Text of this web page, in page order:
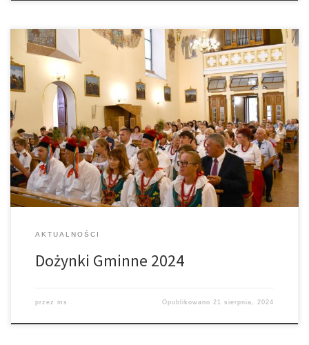
XXVIII Dożynki Gminne odbyły się w dniach 17-18 sierpnia 2024 r. w
sołectwie Łękawica. Niedzielne uroczystości rozpoczęły się Mszą
św. w kościele pw. św. Mikołaja Biskupa, po której nastąpiło
uroczyste otwarcie dożynek na placu przy szkole podstawowej.
Po przywitaniu gości i przekazaniu chleba gospodarzowi gminy
wójtowi Marcinowi Kiwiorowi, zaprezentowano starostów. […]
AKTUALNOŚCI
Dożynki Gminne 2024
przez ms Opublikowano 21 sierpnia, 2024